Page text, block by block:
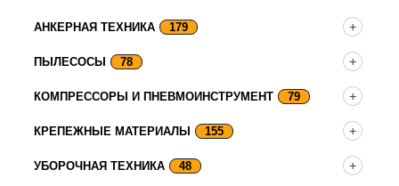
АНКЕРНАЯ ТЕХНИКА 179
ПЫЛЕСОСЫ 78
КОМПРЕССОРЫ И ПНЕВМОИНСТРУМЕНТ 79
КРЕПЕЖНЫЕ МАТЕРИАЛЫ 155
УБОРОЧНАЯ ТЕХНИКА 48